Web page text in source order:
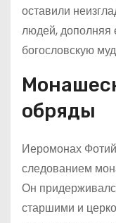
оставили
людей, дополняя
богословскую
обряды
Иеромонах
следованием
Он
старшими и